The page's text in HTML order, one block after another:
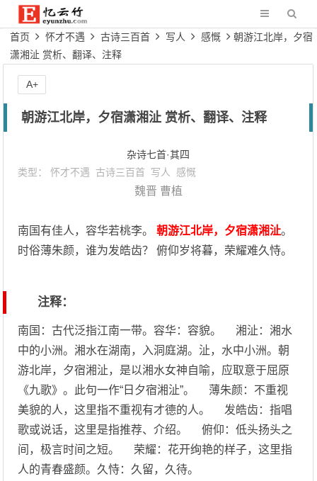
首页 怀才不遇 古诗三百首 写人 感慨
朝游江北岸，夕宿
潇湘沚 赏析、翻译、注释
朝游江北岸，夕宿潇湘沚 赏析、翻译、注释
杂诗七首·其四
类型：怀才不遇 古诗三百首 写人 感慨
魏晋 曹植
南国有佳人，容华若桃李。朝游江北岸，夕宿潇湘沚。
时俗薄朱颜，谁为发皓齿？ 俯仰岁将暮，荣耀难久恃。
注释：
南国：古代泛指江南一带。容华：容貌。 湘沚：湘水
中的小洲。湘水在湖南，入洞庭湖。沚，水中小洲。朝
游北岸，夕宿湘沚，是以湘水女神自喻，应取意于屈原
《九歌》。此句一作“日夕宿湘沚”。 薄朱颜：不重视
美貌的人，这里指不重视有才德的人。 发皓齿：指唱
歌或说话，这里是指推荐、介绍。 俯仰：低头扬头之
间，极言时间之短。 荣耀：花开绚艳的样子，这里指
人的青春盛颜。久恃：久留，久待。
A+